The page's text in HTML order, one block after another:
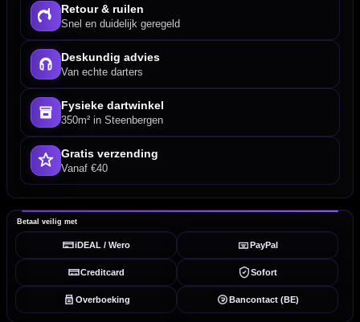
Retour & ruilen
Snel en duidelijk geregeld
Deskundig advies
Van echte darters
Fysieke dartwinkel
350m² in Steenbergen
Gratis verzending
Vanaf €40
Betaal veilig met
iDEAL / Wero PayPal
Creditcard Sofort
Overboeking Bancontact (BE)